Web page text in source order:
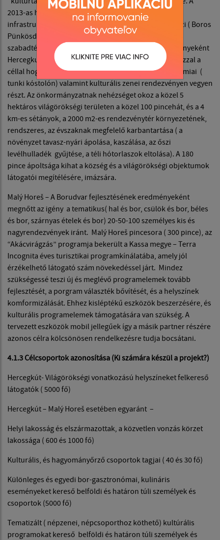
2013-as határon átnyúló fejlesztésből HKÖ turisztikai
infrastruktúrát alakított ki az évente megtartott tavaszi ( Boros
Pünkösd Napja ) és nyári ( Hercegkúti Nyitott Pincék)
szabadtéri nagy rendezvényének. A fejlesztés eredményeként
Hercegkutat évenként 3500-4000 látogató keresi fel, azzal a
céllal hogy pincelátogatáson, bórkóstolón, gasztronómiai (
tunki kóstolón) valamint kulturális zenei rendezvényen vegyen
részt. Az önkormányzatnak nehézséget okoz a közel 5
hektáros világörökségi területen a közel 100 pincehát, és a 4
km-es sétányok, a 2000 m2-es rendezvénytér környezetének,
rendszeres, az évszaknak megfelelő karbantartása ( a
növényzet tavasz-nyári ápolása, kaszálása, az őszi
levélhulladék gyűjtése, a téli hótorlaszok eltolása). A 180
pince ápoltsága kihat a község és a világörökségi objektumok
látogatói megítélésére, imázsára.
Malý Horeš – A Borudvar fejlesztésének eredményeként
megnőtt az igény a tematikus( hal és bor, csülök és bor, béles
és bor, szárnyas ételek és bor) 20-50-100 személyes kis és
nagyrendezvények iránt. Malý Horeš pincesora ( 300 pince), az
“Akácvirágzás” programja bekerült a Kassa megye – Terra
Incognita éves turisztikai programkínálatába, amely jól
érzékelhető látogató szám növekedéssel járt. Mindez
szükségessé teszi új és meglévő programelemek tovább
fejlesztését, a porgram választék bővítését, és a helyszínek
komformizálását. Ehhez kisléptékű eszközök beszerzésére, és
kulturális programelemek támogatására van szükség. A
tervezett eszközök mobil jellegűek így a másik partner részére
azonos célra kölcsönösen rendelkezésre tudja bocsátani.
4.1.3 Célcsoportok azonosítása (Ki számára készül a projekt?)
Hercegkút- Világörökségi vonatkozású helyszíneket felkereső
látogatók ( 5000 fő)
Hercegkút – Malý Horeš esetében egyaránt –
Helyi lakosság és elszármazottak, a közvetlen vonzás körzet
lakossága ( 600 és 1000 fő)
Kulturális, és hagyományőrző csoportok tagjai ( 40 és 30 fő)
Különleges és egyedi bor-gasztronómai, kulináris
eseményeket kereső belföldi és határon túli személyek és
csoportok (5000 fő)
Tematizált ( népzenei, népcsoporthoz köthető) kultúrális
programokat kereső belföldi és határon túli személyek és